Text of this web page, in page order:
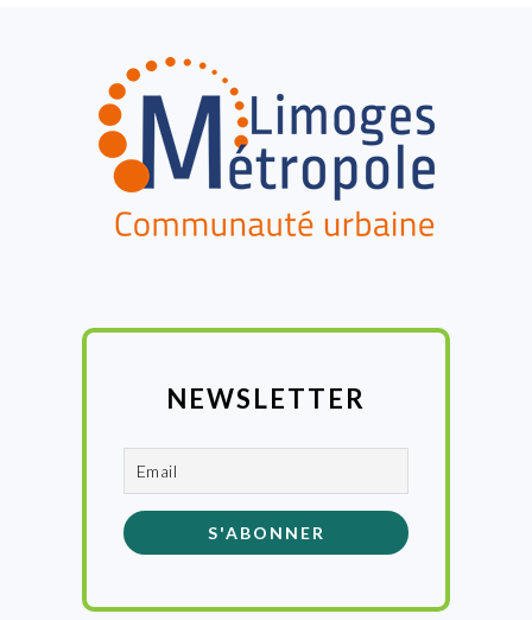
NEWSLETTER